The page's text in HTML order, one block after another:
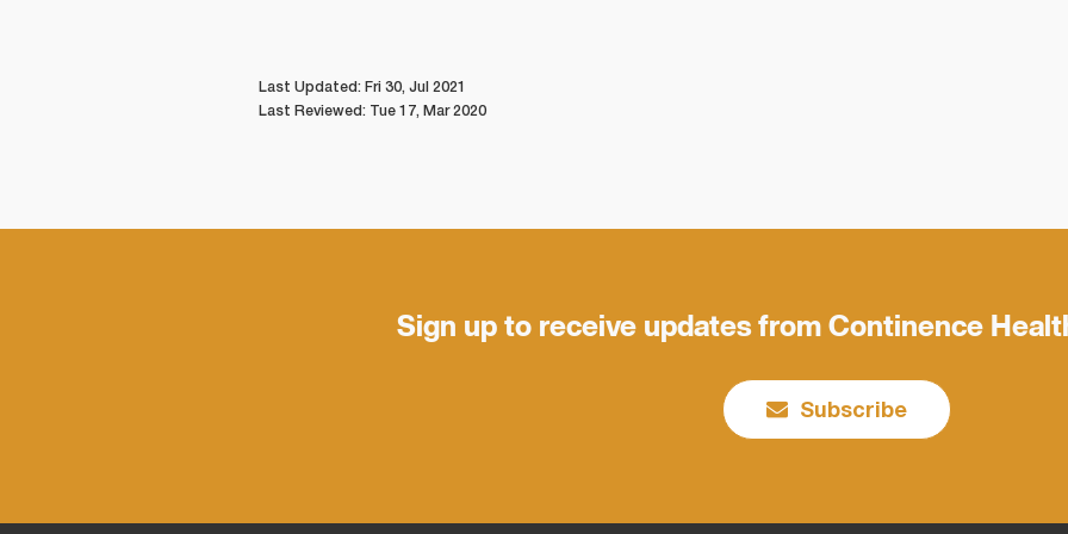
Last Updated: Fri 30, Jul 2021
Last Reviewed: Tue 17, Mar 2020
Sign up to receive updates from Continence
Subscribe